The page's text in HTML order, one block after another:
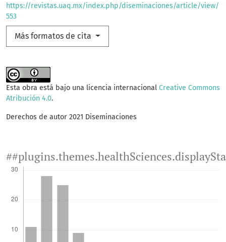
https://revistas.uaq.mx/index.php/diseminaciones/article/view/
553
Más formatos de cita
Esta obra está bajo una licencia internacional Creative Commons
Atribución 4.0.
Derechos de autor 2021 Diseminaciones